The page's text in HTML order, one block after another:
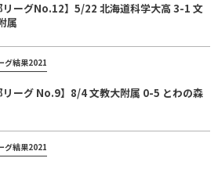
リーグNo.12】5/22 北海道科学大高 3-1 文
属
グ結果2021
リーグ No.9】8/4 文教大附属 0-5 とわの森
グ結果2021